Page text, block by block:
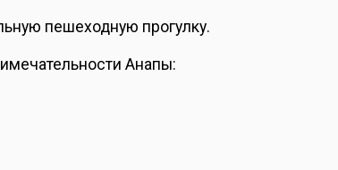
пешеходную прогулку.
Анапы: